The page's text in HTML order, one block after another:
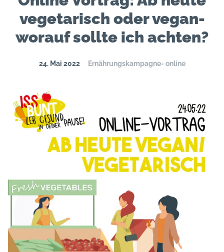
vegetarisch oder vegan-
worauf sollte ich achten?
24. Mai 2022 Ernährungskampagne- online